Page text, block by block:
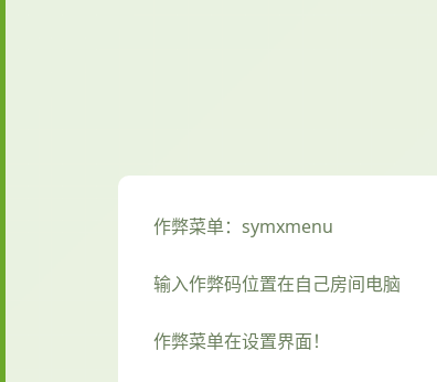
作弊菜单：symxmenu
输入作弊码位置在自己房间电脑
作弊菜单在设置界面！